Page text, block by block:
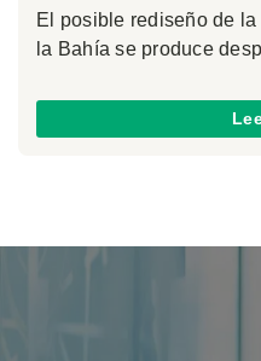
El posible rediseño de
la Bahía se produce